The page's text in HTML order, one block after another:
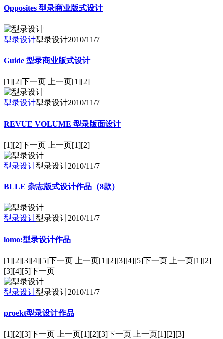
Opposites 型录商业版式设计
型录设计型录设计2010/11/7
Guide 型录商业版式设计
[1][2]下一页 上一页[1][2]
型录设计型录设计2010/11/7
REVUE VOLUME 型录版面设计
[1][2]下一页 上一页[1][2]
型录设计型录设计2010/11/7
BLLE 杂志版式设计作品（8款）
型录设计型录设计2010/11/7
lomo:型录设计作品
[1][2][3][4][5]下一页 上一页[1][2][3][4][5]下一页 上一页[1][2]
[3][4][5]下一页
型录设计型录设计2010/11/7
proekt型录设计作品
[1][2][3]下一页 上一页[1][2][3]下一页 上一页[1][2][3]